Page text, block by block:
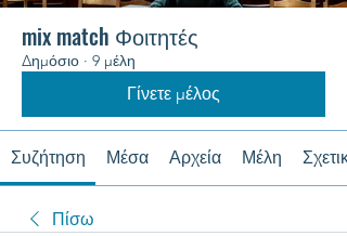
mix match Φοιτητές
Δημόσιο · 9 μέλη
Γίνετε μέλος
Συζήτηση Μέσα Αρχεία Μέλη
Πίσω